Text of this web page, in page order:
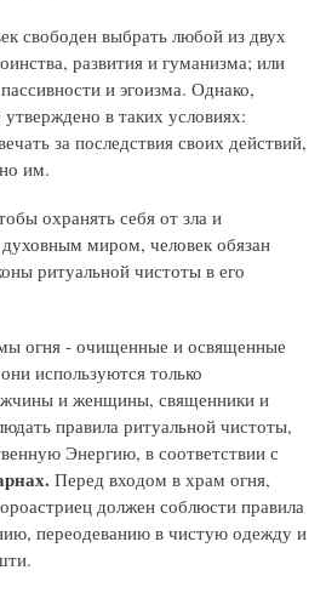
свободен выбрать любой из двух
развития и гуманизма; или
и эгоизма. Однако,
в таких условиях:
за последствия своих действий,
им.
охранять себя от зла и
миром, человек обязан
ритуальной чистоты в его
огня - очищенные и освященные
используются только
и женщины, священники и
правила ритуальной чистоты,
Энергию, в соответствии с
Перед входом в храм огня,
должен соблюсти правила
переодеванию в чистую одежду и